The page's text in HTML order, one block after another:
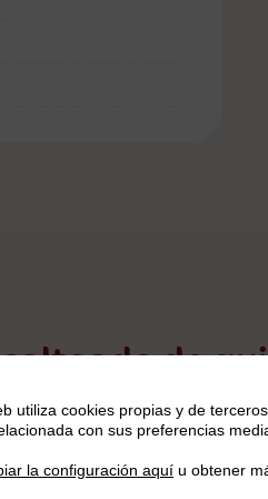
de
principio!
utiliza cookies propias y de
con sus preferencias
la configuración aquí u obtener